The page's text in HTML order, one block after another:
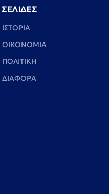
ΣΕΛΙΔΕΣ
ΙΣΤΟΡΙΑ
ΟΙΚΟΝΟΜΙΑ
ΠΟΛΙΤΙΚΗ
ΔΙΑΦΟΡΑ